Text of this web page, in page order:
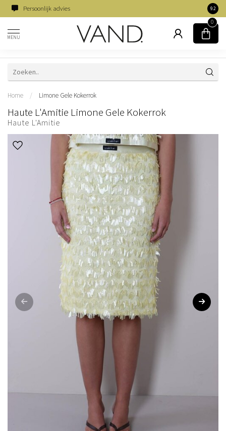
Persoonlijk advies 9.2
MENU
0
Home / Limone Gele Kokerrok
Haute L'Amitie Limone Gele Kokerrok
Haute L'Amitie